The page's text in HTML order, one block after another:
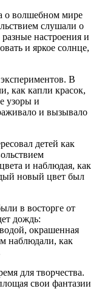
о волшебном мире
слушали о
настроения и
и яркое солнце,
В
как капли красок,
узоры и
и вызывало
детей как
и наблюдая, как
новый цвет был
в восторге от
дождь:
окрашенная
наблюдали, как
для творчества.
свои фантазии